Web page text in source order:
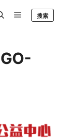
搜索